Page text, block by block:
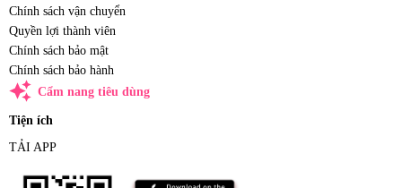
Chính sách vận chuyển
Quyền lợi thành viên
Chính sách bảo mật
Chính sách bảo hành
auto_awesome Cẩm nang tiêu dùng
Tiện ích
TẢI APP